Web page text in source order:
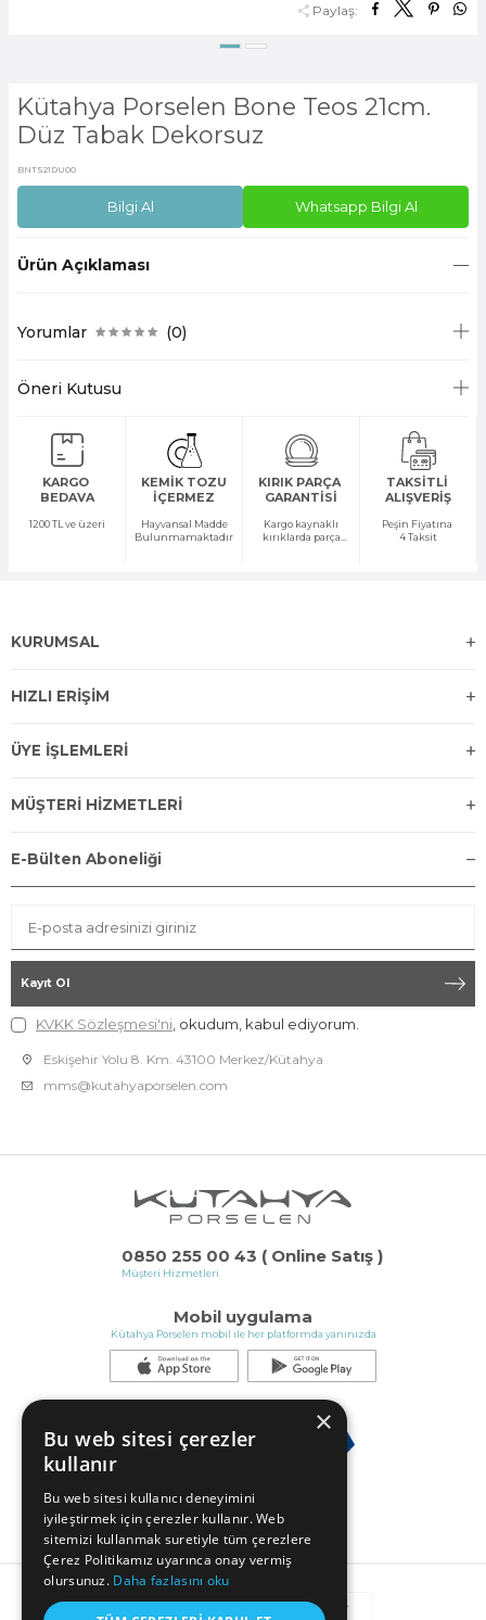
Paylaş:
Kütahya Porselen Bone Teos 21cm.
Düz Tabak Dekorsuz
BNTS21DU00
Bilgi Al Whatsapp Bilgi Al
Ürün Açıklaması
Yorumlar (0)
Öneri Kutusu
KARGO
BEDAVA
1200 TL ve üzeri
KEMİK TOZU
İÇERMEZ
Hayvansal Madde
Bulunmamaktadır
KIRIK PARÇA
GARANTİSİ
Kargo kaynaklı
kırıklarda parça
TAKSİTLİ
ALIŞVERİŞ
Peşin Fiyatına
4 Taksit
0850 255 00 43 ( Online Satış )
Müşteri Hizmetleri
Mobil uygulama
Kütahya Porselen mobil ile her platformda yanınızda
KURUMSAL
HIZLI ERİŞİM
ÜYE İŞLEMLERİ
MÜŞTERİ HİZMETLERİ
E-Bülten Aboneliği
Kayıt Ol
KVKK Sözleşmesi'ni , okudum, kabul ediyorum.
Eskişehir Yolu 8. Km. 43100 Merkez/Kütahya
mms@kutahyaporselen.com
×
Bu web sitesi çerezler
kullanır
Bu web sitesi kullanıcı deneyimini
iyileştirmek için çerezler kullanır. Web
sitemizi kullanmak suretiyle tüm çerezlere
Çerez Politikamız uyarınca onay vermiş
olursunuz. Daha fazlasını oku